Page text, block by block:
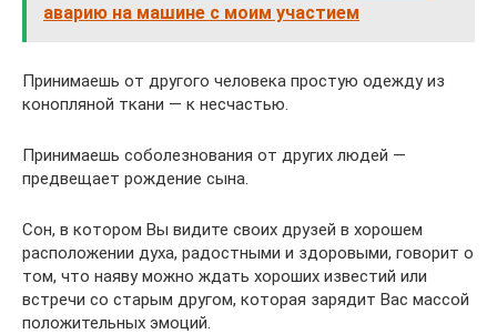
аварию на машине с моим участием
Принимаешь от другого человека простую одежду из
конопляной ткани — к несчастью.
Принимаешь соболезнования от других людей —
предвещает рождение сына.
Сон, в котором Вы видите своих друзей в хорошем
расположении духа, радостными и здоровыми, говорит о
том, что наяву можно ждать хороших известий или
встречи со старым другом, которая зарядит Вас массой
положительных эмоций.